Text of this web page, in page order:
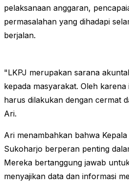
pelaksanaan anggaran,
permasalahan yang dihadapi
berjalan.
"LKPJ merupakan sarana
kepada masyarakat. Oleh
harus dilakukan dengan cermat
Ari.
Ari menambahkan bahwa
Sukoharjo berperan penting
Mereka bertanggung jawab
menyajikan data dan informasi